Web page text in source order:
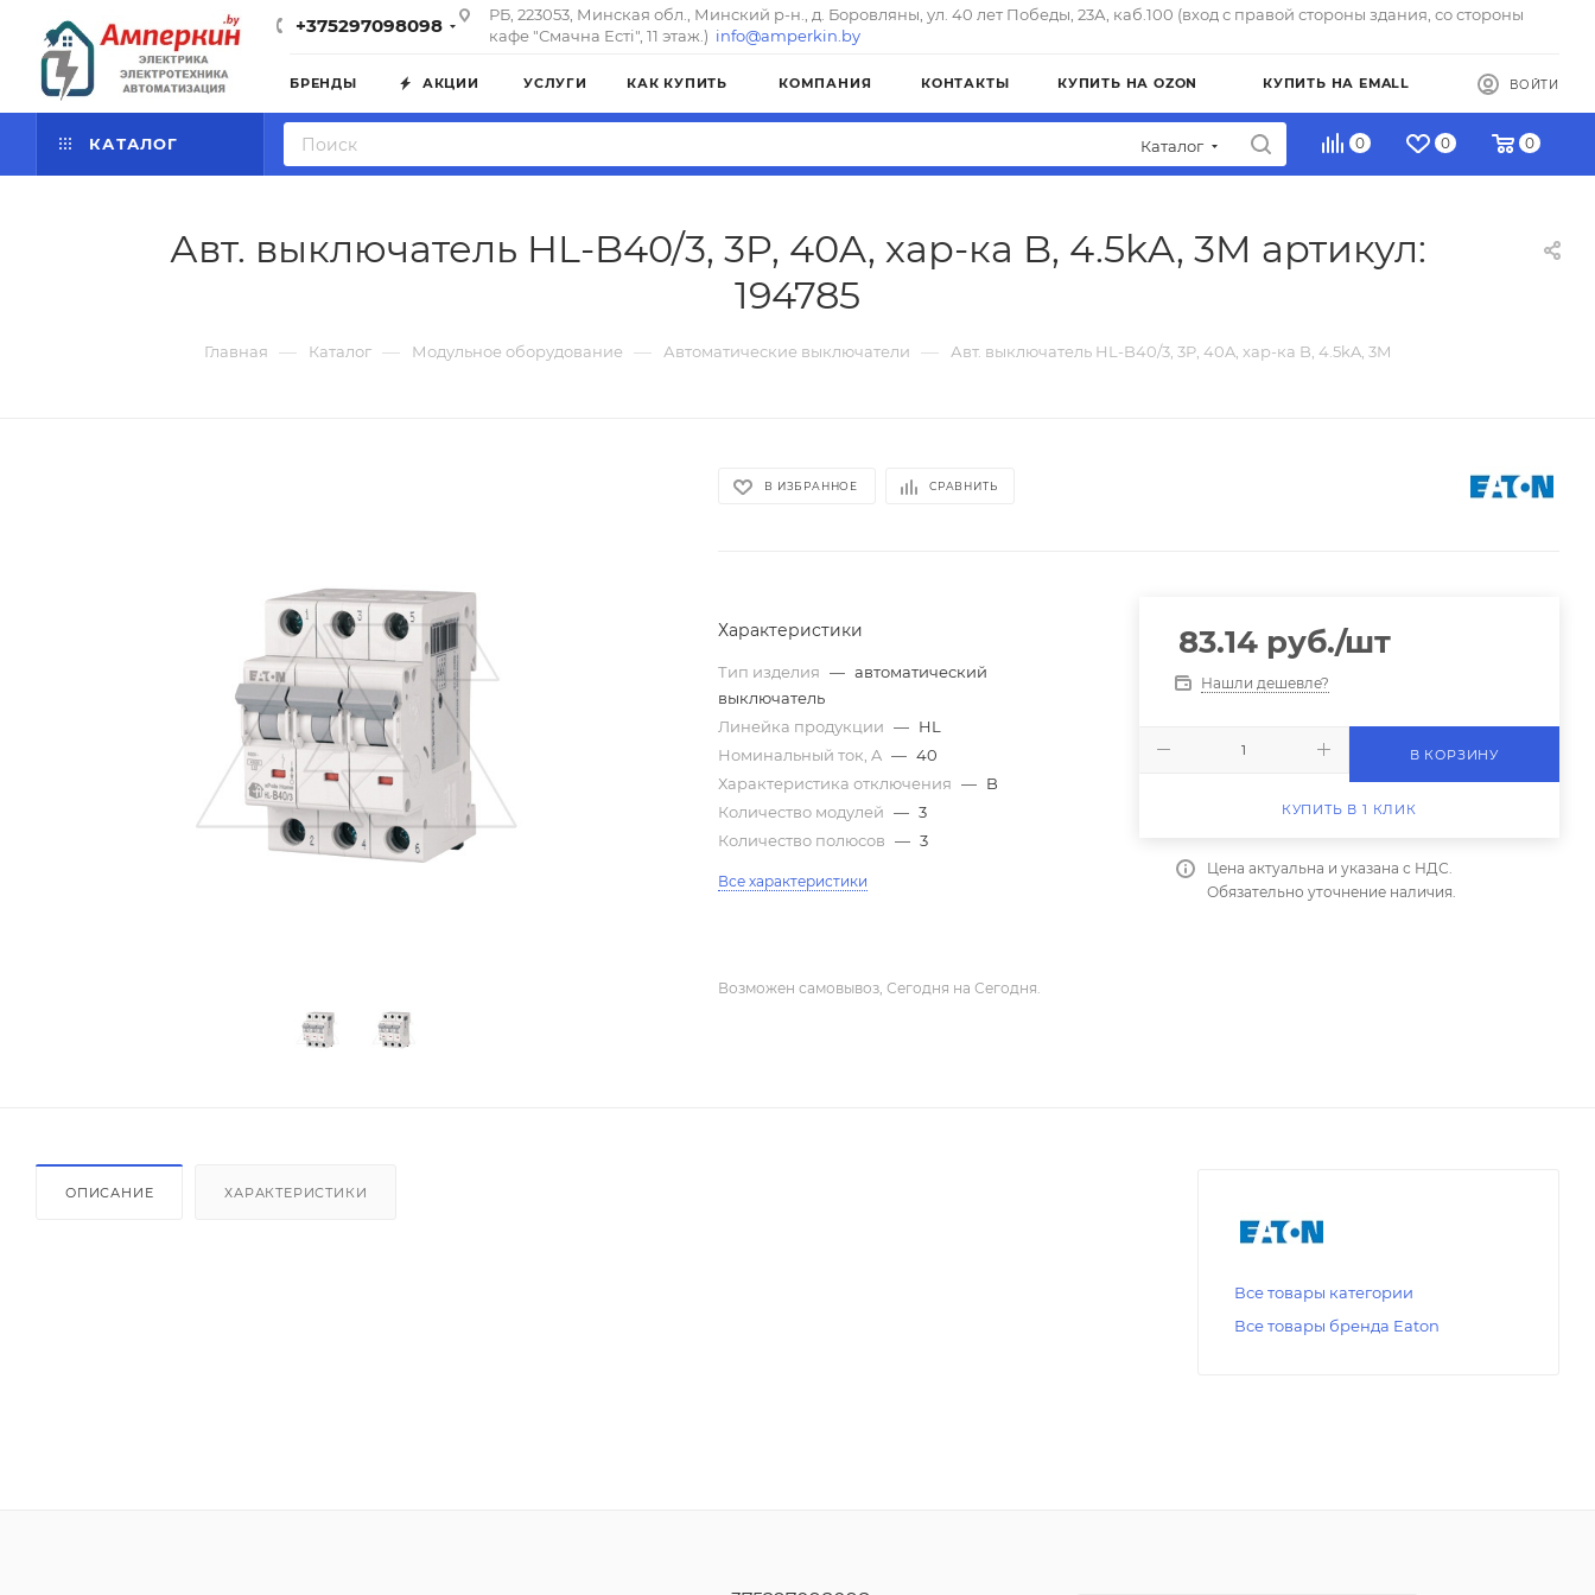
+375297098098
РБ, 223053, Минская обл., Минский р-н., д. Боровляны, ул. 40 лет Победы, 23А, каб.100 (вход с правой стороны здания, со стороны
кафе "Смачна Естi", 11 этаж.) info@amperkin.by
БРЕНДЫ АКЦИИ УСЛУГИ КАК КУПИТЬ КОМПАНИЯ КОНТАКТЫ КУПИТЬ НА OZON КУПИТЬ НА EMALL ВОЙТИ
КАТАЛОГ Каталог 0 0 0
Авт. выключатель HL-B40/3, 3P, 40A, хар-ка B, 4.5kA, 3M артикул:
194785
Главная — Каталог — Модульное оборудование — Автоматические выключатели — Авт. выключатель HL-B40/3, 3P, 40A, хар-ка B, 4.5kA, 3M
В ИЗБРАННОЕ СРАВНИТЬ
Характеристики
Тип изделия — автоматический
выключатель
Линейка продукции — HL
Номинальный ток, A — 40
Характеристика отключения — B
Количество модулей — 3
Количество полюсов — 3
Все характеристики
83.14руб./шт
Нашли дешевле?
В КОРЗИНУ
КУПИТЬ В 1 КЛИК
Цена актуальна и указана с НДС.
Обязательно уточнение наличия.
Возможен самовывоз, Сегодня на Сегодня.
ОПИСАНИЕ ХАРАКТЕРИСТИКИ
Все товары категории
Все товары бренда Eaton